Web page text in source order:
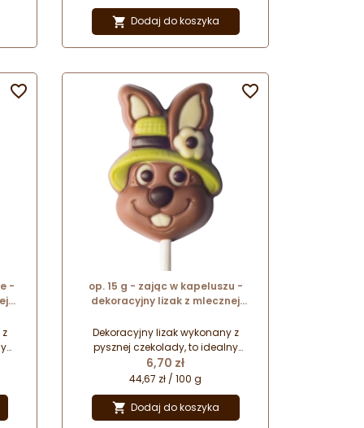
prezent gotowy do wręczenia
najbliższym.
 Dodaj do koszyka
-

op. 15 g - zając w kapeluszu -
dekoracyjny lizak z mlecznej
10043
Dekoracyjny lizak wykonany z
pysznej czekolady, to idealny
pomysł na drobny wielkanocny
upominek. Zapakowany w folię
prezent gotowy do wręczenia
najbliższym.
Cena
6,70 zł
44,67 zł / 100 g
 Dodaj do koszyka
